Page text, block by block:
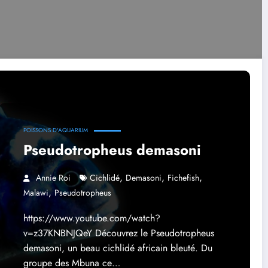
POISSONS D'AQUARIUM
Pseudotropheus demasoni
Annie Roi Cichlidé, Demasoni, Fichefish,
Malawi, Pseudotropheus
https://www.youtube.com/watch?
v=z37KNBNJQeY Découvrez le Pseudotropheus
demasoni, un beau cichlidé africain bleuté. Du
groupe des Mbuna ce…